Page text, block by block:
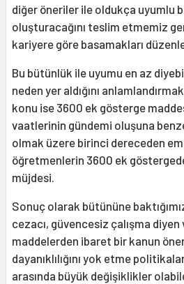
diğer öneriler ile oldukça uyumlu
oluşturacağını teslim etmemiz
kariyere göre basamakları
Bu bütünlük ile uyumu en az
neden yer aldığını
konu ise 3600 ek gösterge
vaatlerinin gündemi oluşuna
olmak üzere birinci dereceden
öğretmenlerin 3600 ek
müjdesi.
Sonuç olarak bütününe
cezacı, güvencesiz çalışma diyen
maddelerden ibaret bir kanun
dayanıklılığını yok etme
arasında büyük değişiklikler